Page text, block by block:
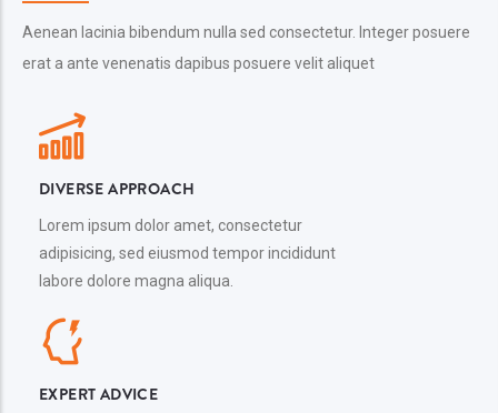
Aenean lacinia bibendum nulla sed consectetur. Integer posuere
erat a ante venenatis dapibus posuere velit aliquet
DIVERSE APPROACH
Lorem ipsum dolor amet, consectetur
adipisicing, sed eiusmod tempor incididunt
labore dolore magna aliqua.
EXPERT ADVICE